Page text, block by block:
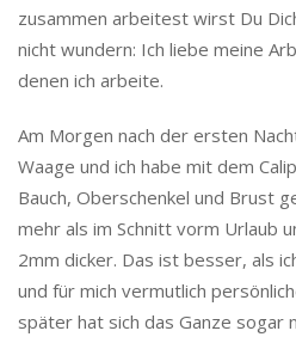
zusammen arbeitest wirst Du
nicht wundern: Ich liebe meine
denen ich arbeite.
Am Morgen nach der ersten
Waage und ich habe mit dem
Bauch, Oberschenkel und Brust
mehr als im Schnitt vorm Urlaub
2mm dicker. Das ist besser, als
und für mich vermutlich
später hat sich das Ganze sogar